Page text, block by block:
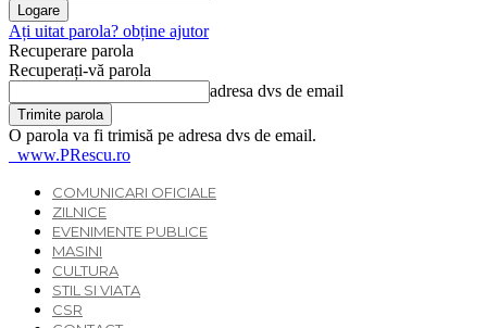
Ați uitat parola? obține ajutor
Recuperare parola
Recuperați-vă parola
adresa dvs de email
O parola va fi trimisă pe adresa dvs de email.
www.PRescu.ro
COMUNICARI OFICIALE
ZILNICE
EVENIMENTE PUBLICE
MASINI
CULTURA
STIL SI VIATA
CSR